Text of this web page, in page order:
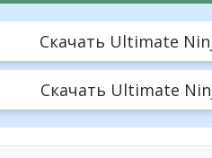
Скачать Ultimate
Скачать Ultimate